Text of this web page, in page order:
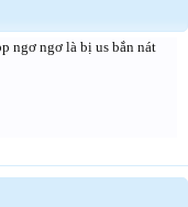
ngơ ngơ là bị us bắn nát